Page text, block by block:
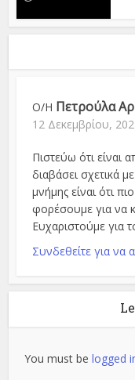
Ο/Η Πετρούλα
12 Δεκεμβρίου,
Πιστεύω ότι είναι
διαβάσει σχετικά
μνήμης είναι ότι
φορέσουμε για να
Ευχαριστούμε για
Συνδεθείτε για να
You must belogged